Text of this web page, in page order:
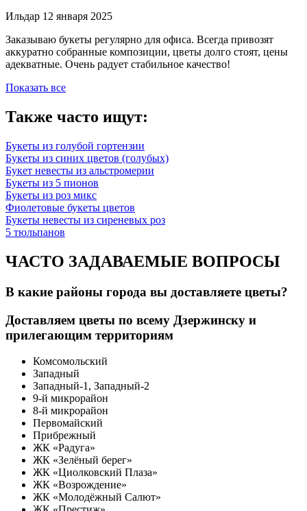
Ильдар 12 января 2025
Заказываю букеты регулярно для офиса. Всегда привозят
аккуратно собранные композиции, цветы долго стоят, цены
адекватные. Очень радует стабильное качество!
Показать все
Также часто ищут:
Букеты из голубой гортензии
Букеты из синих цветов (голубых)
Букет невесты из альстромерии
Букеты из 5 пионов
Букеты из роз микс
Фиолетовые букеты цветов
Букеты невесты из сиреневых роз
5 тюльпанов
ЧАСТО ЗАДАВАЕМЫЕ ВОПРОСЫ
В какие районы города вы доставляете цветы?
Доставляем цветы по всему Дзержинску и
прилегающим территориям
Комсомольский
Западный
Западный-1, Западный-2
9-й микрорайон
8-й микрорайон
Первомайский
Прибрежный
ЖК «Радуга»
ЖК «Зелёный берег»
ЖК «Циолковский Плаза»
ЖК «Возрождение»
ЖК «Молодёжный Салют»